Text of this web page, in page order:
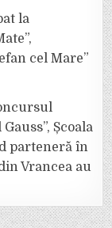
la
cel Mare”
Școala
parteneră în
Vrancea au